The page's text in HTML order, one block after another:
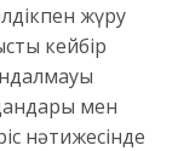
жүру
кейбір
мен
нәтижесінде